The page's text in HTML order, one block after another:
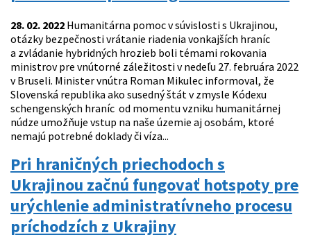
28. 02. 2022 Humanitárna pomoc v súvislosti s Ukrajinou,
otázky bezpečnosti vrátanie riadenia vonkajších hraníc
a zvládanie hybridných hrozieb boli témami rokovania
ministrov pre vnútorné záležitosti v nedeľu 27. februára 2022
v Bruseli. Minister vnútra Roman Mikulec informoval, že
Slovenská republika ako susedný štát v zmysle Kódexu
schengenských hraníc od momentu vzniku humanitárnej
núdze umožňuje vstup na naše územie aj osobám, ktoré
nemajú potrebné doklady či víza...
Pri hraničných priechodoch s
Ukrajinou začnú fungovať hotspoty pre
urýchlenie administratívneho procesu
príchodzích z Ukrajiny